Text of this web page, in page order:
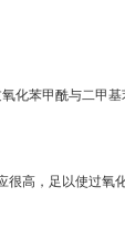
化苯甲酰与二甲基
很高，足以使过氧